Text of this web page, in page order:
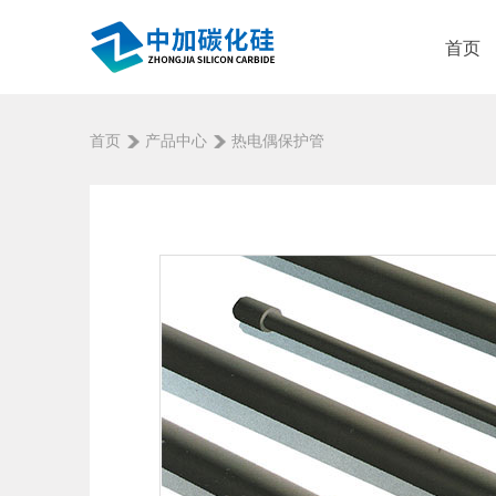
首页
首页 产品中心 热电偶保护管